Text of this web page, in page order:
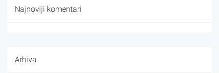
Najnoviji komentari
Arhiva